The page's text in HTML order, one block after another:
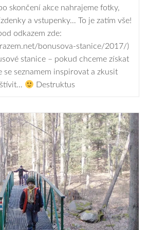
skončení akce nahrajeme fotky,
a vstupenky… To je zatím vše!
odkazem zde:
bonusova-stanice/2017/)
stanice – pokud chceme získat
se seznamem inspirovat a zkusit
Destruktus